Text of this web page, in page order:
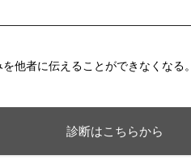
他者に伝えることができなくなる。
診断はこちらから